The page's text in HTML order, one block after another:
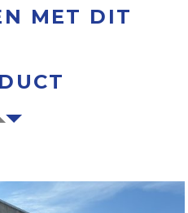
MET DIT